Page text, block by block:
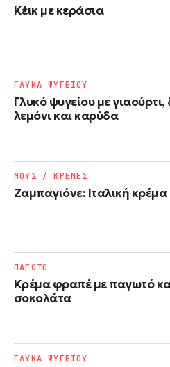
Κέικ με κεράσια
Γλυκό ψυγείου με γιαούρτι,
λεμόνι και καρύδα
ΓΛΥΚΑ ΨΥΓΕΙΟΥ
Ζαμπαγιόνε: Ιταλική
ΜΟΥΣ / ΚΡΕΜΕΣ
Κρέμα φραπέ με παγωτό
σοκολάτα
ΠΑΓΩΤΟ
ΓΛΥΚΑ ΨΥΓΕΙΟΥ